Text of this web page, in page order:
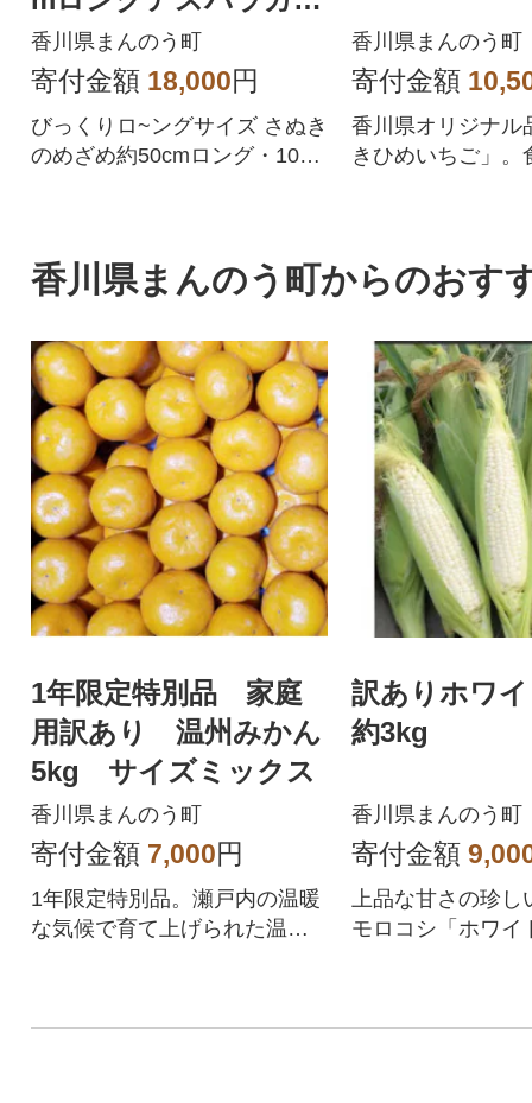
10本入り
香川県まんのう町
寄付金額 18,000円
びっくりロ~ングサイズ さぬき
のめざめ約50cmロング・10本
香川県まんのう町
寄付金額
香川県オリジナル
きひめいちご」。
香川県まんのう町からのおす
1年限定特別品 家庭
用訳あり 温州みかん
5kg サイズミックス
香川県まんのう町
寄付金額 7,000円
1年限定特別品。瀬戸内の温暖
な気候で育て上げられた温州
訳ありホワ
約3kg
香川県まんのう町
寄付金額
上品な甘さの珍
モロコシ「ホワイ